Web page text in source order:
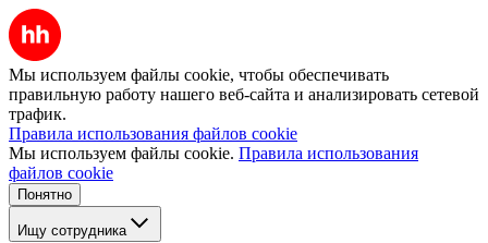
Мы используем файлы cookie, чтобы обеспечивать
правильную работу нашего веб-сайта и анализировать сетевой
трафик.
Правила использования файлов cookie
Мы используем файлы cookie. Правила использования
файлов cookie
Понятно
Ищу сотрудника